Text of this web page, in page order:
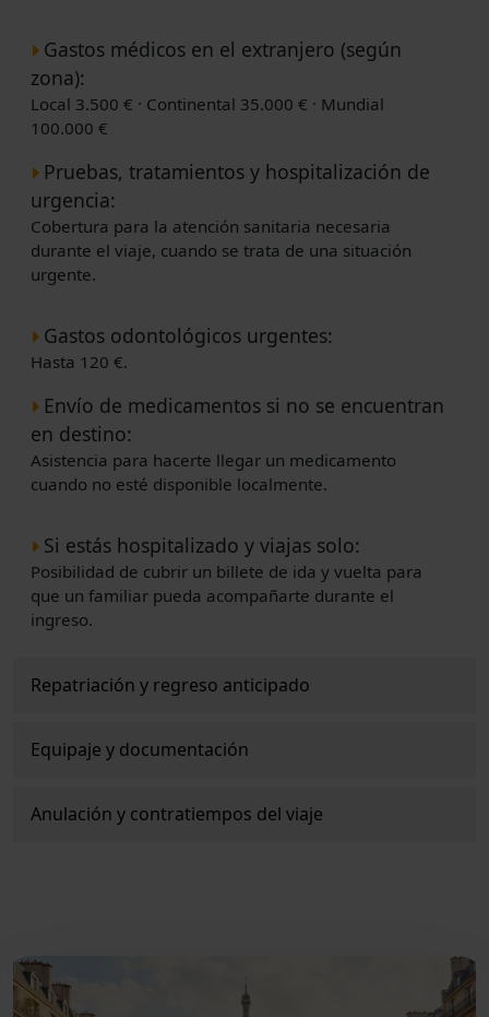
Gastos médicos en el extranjero (según
zona):
Local 3.500 € · Continental 35.000 € · Mundial
100.000 €
Pruebas, tratamientos y hospitalización de
urgencia:
Cobertura para la atención sanitaria necesaria
durante el viaje, cuando se trata de una situación
urgente.
Gastos odontológicos urgentes:
Hasta 120 €.
Envío de medicamentos si no se encuentran
en destino:
Asistencia para hacerte llegar un medicamento
cuando no esté disponible localmente.
Si estás hospitalizado y viajas solo:
Posibilidad de cubrir un billete de ida y vuelta para
que un familiar pueda acompañarte durante el
ingreso.
Repatriación y regreso anticipado
Equipaje y documentación
Anulación y contratiempos del viaje